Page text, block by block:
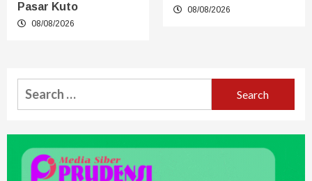
Pasar Kuto
08/08/2026
08/08/2026